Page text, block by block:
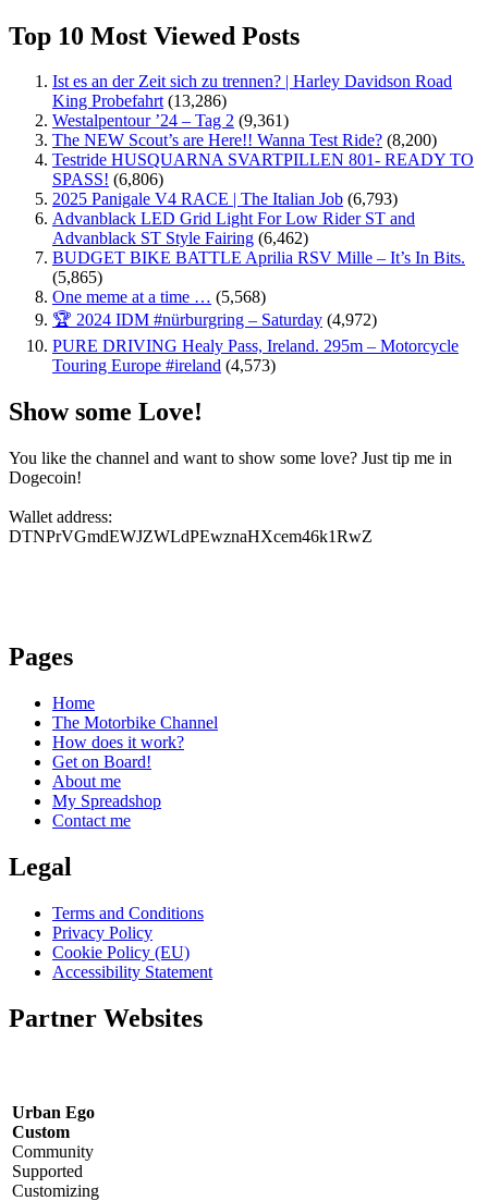
Top 10 Most Viewed Posts
Ist es an der Zeit sich zu trennen? | Harley Davidson Road
King Probefahrt (13,286)
Westalpentour ’24 – Tag 2 (9,361)
The NEW Scout’s are Here!! Wanna Test Ride? (8,200)
Testride HUSQUARNA SVARTPILLEN 801- READY TO
SPASS! (6,806)
2025 Panigale V4 RACE | The Italian Job (6,793)
Advanblack LED Grid Light For Low Rider ST and
Advanblack ST Style Fairing (6,462)
BUDGET BIKE BATTLE Aprilia RSV Mille – It’s In Bits.
(5,865)
One meme at a time … (5,568)
🏆 2024 IDM #nürburgring – Saturday (4,972)
PURE DRIVING Healy Pass, Ireland. 295m – Motorcycle
Touring Europe #ireland (4,573)
Show some Love!
You like the channel and want to show some love? Just tip me in
Dogecoin!
Wallet address:
DTNPrVGmdEWJZWLdPEwznaHXcem46k1RwZ
Pages
Home
The Motorbike Channel
How does it work?
Get on Board!
About me
My Spreadshop
Contact me
Legal
Terms and Conditions
Privacy Policy
Cookie Policy (EU)
Accessibility Statement
Partner Websites
Urban Ego
Custom
Community
Supported
Customizing